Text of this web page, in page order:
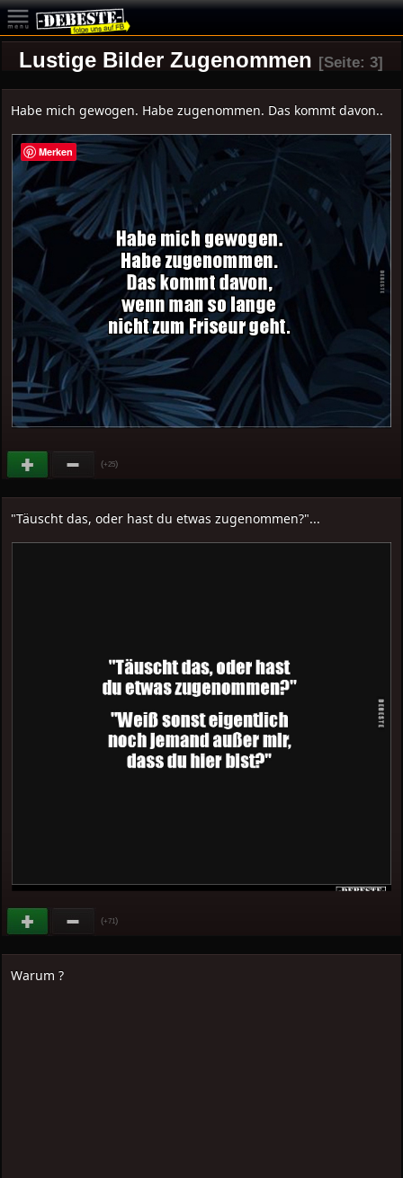
Lustige Bilder Zugenommen [Seite: 3]
Habe mich gewogen. Habe zugenommen. Das kommt davon..
(+25)
"Täuscht das, oder hast du etwas zugenommen?"...
(+71)
Warum ?
Merken